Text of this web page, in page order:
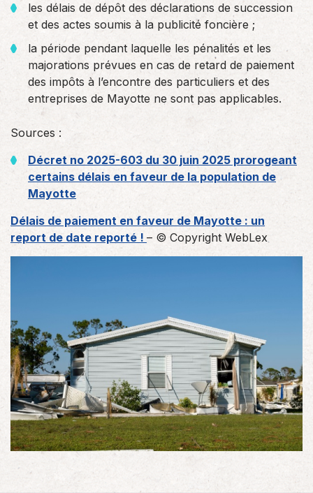
les délais de dépôt des déclarations de succession
et des actes soumis à la publicité foncière ;
la période pendant laquelle les pénalités et les
majorations prévues en cas de retard de paiement
des impôts à l’encontre des particuliers et des
entreprises de Mayotte ne sont pas applicables.
Sources :
Décret no 2025-603 du 30 juin 2025 prorogeant
certains délais en faveur de la population de
Mayotte
Délais de paiement en faveur de Mayotte : un
report de date reporté ! – © Copyright WebLex